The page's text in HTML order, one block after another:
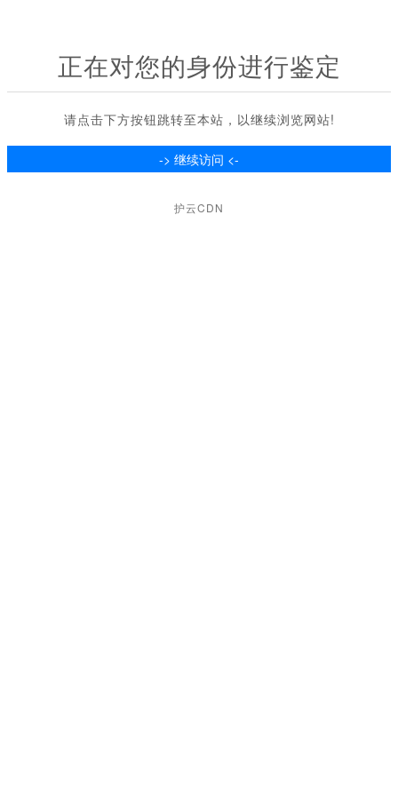
正在对您的身份进行鉴定
请点击下方按钮跳转至本站，以继续浏览网站!
护云CDN